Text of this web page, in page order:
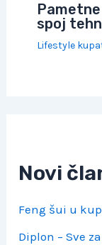
spoj
Lifestyle
Novi
Feng šui u
Diplon – Sve